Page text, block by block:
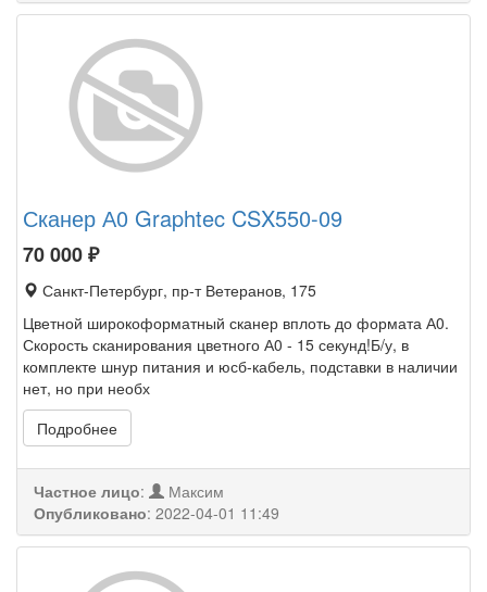
Сканер А0 Graphtec CSX550-09
70 000₽
Санкт-Петербург, пр-т Ветеранов, 175
Цветной широкоформатный сканер вплоть до формата А0.
Скорость сканирования цветного А0 - 15 секунд!Б/у, в
комплекте шнур питания и юсб-кабель, подставки в наличии
нет, но при необх
Подробнее
Частное лицо:
Максим
Опубликовано: 2022-04-01 11:49